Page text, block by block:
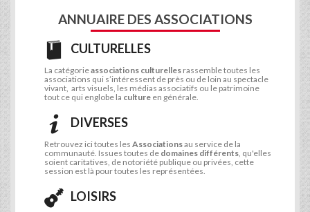
ANNUAIRE DES ASSOCIATIONS
CULTURELLES
La catégorieassociations culturelles rassemble toutes les
associations qui s’intéressent de près ou de loin au spectacle
vivant, arts visuels, les médias associatifs ou le patrimoine
tout ce qui englobe la culture en générale.
DIVERSES
Retrouvez ici toutes les Associationsau service de la
communauté. Issues toutes de domaines différents, qu'elles
soient caritatives, de notoriété publique ou privées, cette
session est là pour toutes les représentées.
LOISIRS